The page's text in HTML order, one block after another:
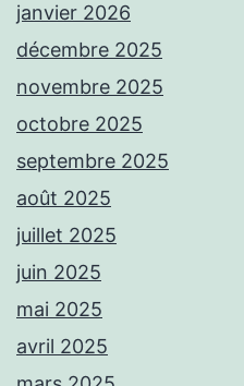
janvier 2026
décembre 2025
novembre 2025
octobre 2025
septembre 2025
août 2025
juillet 2025
juin 2025
mai 2025
avril 2025